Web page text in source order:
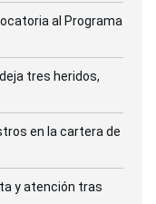
al Programa
tres heridos,
en la cartera de
y atención tras